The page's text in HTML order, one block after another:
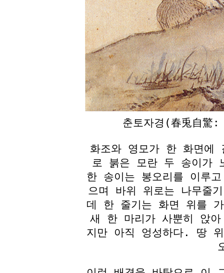
춘토자경(春兎自
화조와 영모가 한 화면에
로 붉은 모란 두 송이가
한 송이는 봉오리를 이루
으며 바위 위로는 나무줄
데 한 줄기는 화면 위를
새 한 마리가 사뿐히 앉
지만 아직 엉성하다. 땅